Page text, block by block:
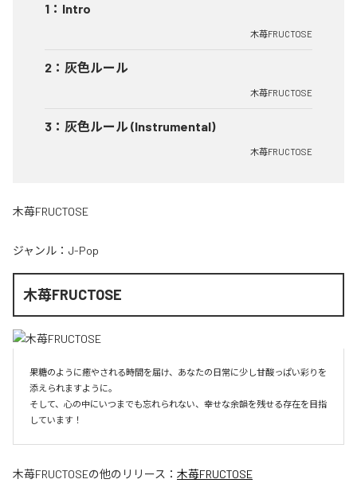
1 ： Intro
木苺FRUCTOSE
2 ： 灰色ルール
木苺FRUCTOSE
3 ： 灰色ルール (Instrumental)
木苺FRUCTOSE
木苺FRUCTOSE
ジャンル： J-Pop
木苺FRUCTOSE
果糖のように癒やされる時間を届け、あなたの日常に少し甘酸っぱい彩りを
添えられますように。
そして、心の中にいつまでも忘れられない、幸せな余韻を残せる存在を目指
しています！
木苺FRUCTOSEの他のリリース： 木苺FRUCTOSE